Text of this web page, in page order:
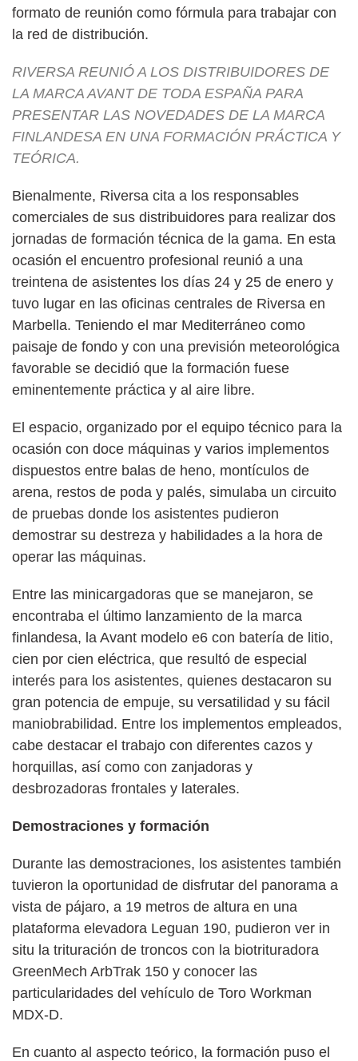
formato de reunión como fórmula para trabajar con
la red de distribución.
RIVERSA REUNIÓ A LOS DISTRIBUIDORES DE
LA MARCA AVANT DE TODA ESPAÑA PARA
PRESENTAR LAS NOVEDADES DE LA MARCA
FINLANDESA EN UNA FORMACIÓN PRÁCTICA Y
TEÓRICA.
Bienalmente, Riversa cita a los responsables
comerciales de sus distribuidores para realizar dos
jornadas de formación técnica de la gama. En esta
ocasión el encuentro profesional reunió a una
treintena de asistentes los días 24 y 25 de enero y
tuvo lugar en las oficinas centrales de Riversa en
Marbella. Teniendo el mar Mediterráneo como
paisaje de fondo y con una previsión meteorológica
favorable se decidió que la formación fuese
eminentemente práctica y al aire libre.
El espacio, organizado por el equipo técnico para la
ocasión con doce máquinas y varios implementos
dispuestos entre balas de heno, montículos de
arena, restos de poda y palés, simulaba un circuito
de pruebas donde los asistentes pudieron
demostrar su destreza y habilidades a la hora de
operar las máquinas.
Entre las minicargadoras que se manejaron, se
encontraba el último lanzamiento de la marca
finlandesa, la Avant modelo e6 con batería de litio,
cien por cien eléctrica, que resultó de especial
interés para los asistentes, quienes destacaron su
gran potencia de empuje, su versatilidad y su fácil
maniobrabilidad. Entre los implementos empleados,
cabe destacar el trabajo con diferentes cazos y
horquillas, así como con zanjadoras y
desbrozadoras frontales y laterales.
Demostraciones y formación
Durante las demostraciones, los asistentes también
tuvieron la oportunidad de disfrutar del panorama a
vista de pájaro, a 19 metros de altura en una
plataforma elevadora Leguan 190, pudieron ver in
situ la trituración de troncos con la biotrituradora
GreenMech ArbTrak 150 y conocer las
particularidades del vehículo de Toro Workman
MDX-D.
En cuanto al aspecto teórico, la formación puso el